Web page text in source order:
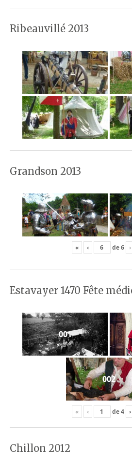
Ribeauvillé 2013
Grandson 2013
« ‹ de6 ›
Estavayer 1470 Fête
001
002
« ‹ de4 ›
Chillon 2012